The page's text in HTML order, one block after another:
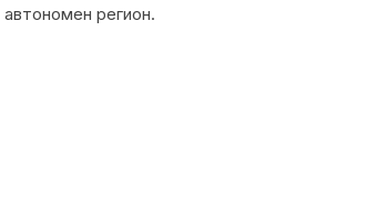
регион.